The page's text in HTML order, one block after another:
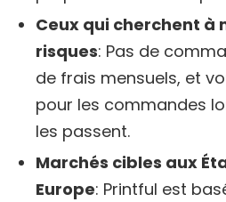
Ceux qui cherchent à
risques: Pas de
de frais mensuels, et
pour les commandes
les passent.
Marchés cibles aux
Europe: Printful est